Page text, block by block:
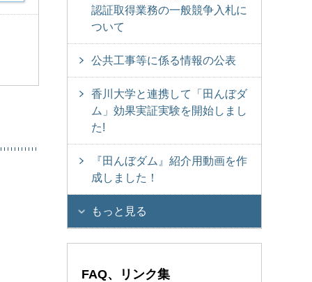
認証取得業務の一般競争入札に
ついて
公共工事等に係る情報の公表
香川大学と連携して「田んぼダ
ム」効果実証実験を開始しまし
た!
『田んぼダム』紹介用動画を作
成しました！
もっと見る
FAQ、リンク集